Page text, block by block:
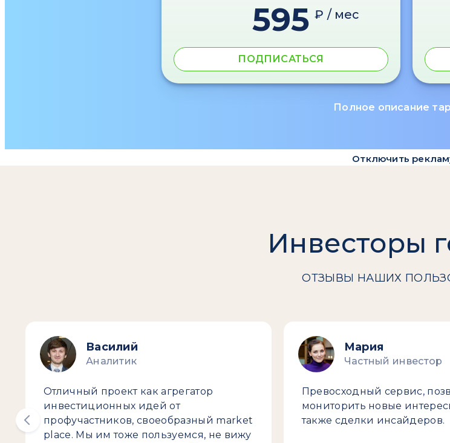
595 ₽ / мес
ПОДПИСАТЬСЯ
Полное описание
Отключить
Инвесторы
ОТЗЫВЫ НАШИХ
Василий
Аналитик
Отличный проект как агрегатор
инвестиционных идей от
профучастников, своеобразный market
place. Мы им тоже пользуемся, не вижу
Мария
Частный инвестор
Превосходный сервис,
мониторить новые
также сделки инсайдеров.